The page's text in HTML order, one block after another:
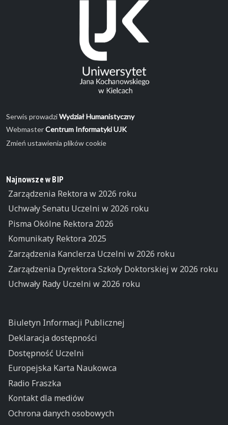
Serwis prowadziWydział Humanistyczny
WebmasterCentrum Informatyki UJK
Zmień ustawienia plików cookie
Najnowsze w BIP
Zarządzenia Rektora w 2026 roku
Uchwały Senatu Uczelni w 2026 roku
Pisma Okólne Rektora 2026
Komunikaty Rektora 2025
Zarządzenia Kanclerza Uczelni w 2026 roku
Zarządzenia Dyrektora Szkoły Doktorskiej w 2026 roku
Uchwały Rady Uczelni w 2026 roku
Biuletyn Informacji Publicznej
Deklaracja dostępności
Dostępność Uczelni
Europejska Karta Naukowca
Radio Fraszka
Kontakt dla mediów
Ochrona danych osobowych